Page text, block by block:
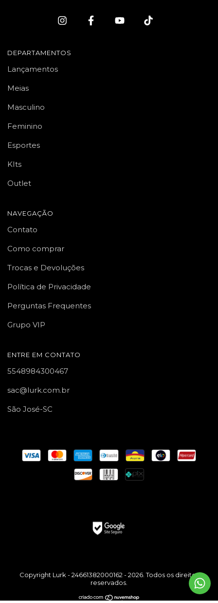
DEPARTAMENTOS
Lançamentos
Meias
Masculino
Feminino
Esportes
KIts
Outlet
NAVEGAÇÃO
Contato
Como comprar
Trocas e Devoluções
Política de Privacidade
Perguntas Frequentes
Grupo VIP
ENTRE EM CONTATO
5548984300467
sac@lurk.com.br
São José-SC
Copyright Lurk - 24661382000162 - 2026. Todos os direitos
reservados.